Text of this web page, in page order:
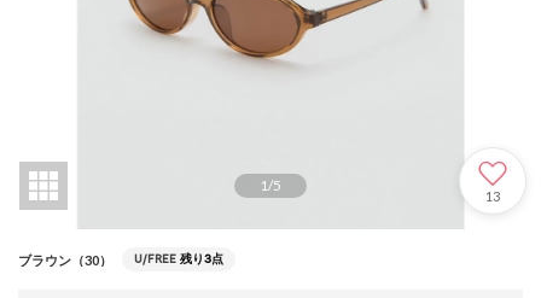
1/5
13
ブラウン（30） U/FREE 残り3点